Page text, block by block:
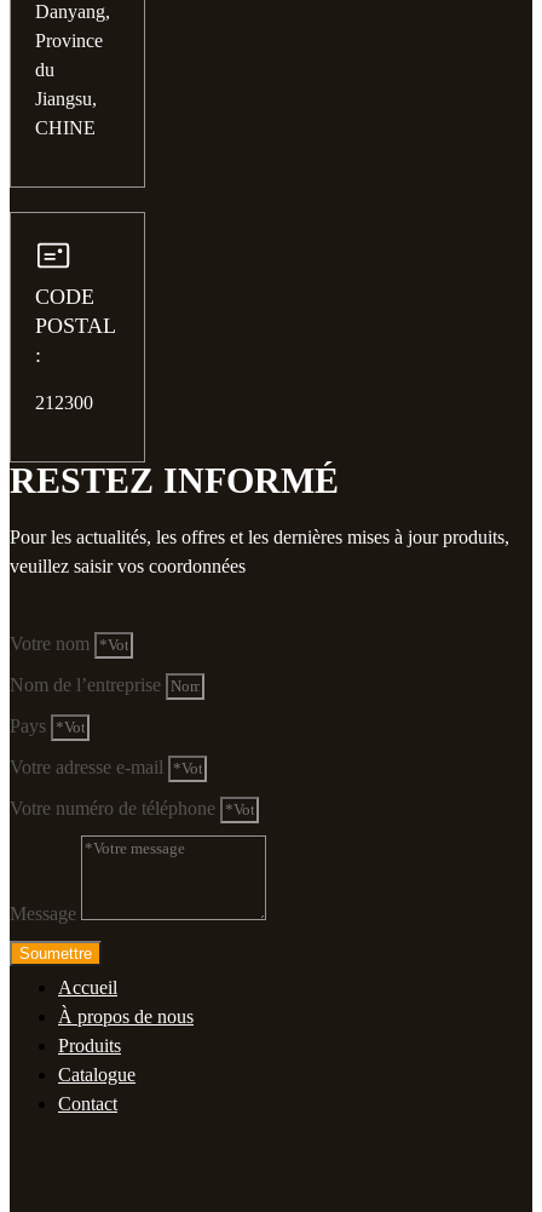
Danyang,
Province
du
Jiangsu,
CHINE
CODE
POSTAL
:
212300
RESTEZ INFORMÉ
Pour les actualités, les offres et les dernières mises à jour produits,
veuillez saisir vos coordonnées
Votre nom
Nom de l’entreprise
Pays
Votre adresse e-mail
Votre numéro de téléphone
Message
Soumettre
Accueil
À propos de nous
Produits
Catalogue
Contact